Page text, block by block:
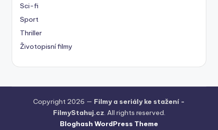
Sci-fi
Sport
Thriller
Životopisní filmy
Copyright 2026 — Filmy a seriály ke stažení -
FilmyStahuj.cz. All rights reserved.
Bloghash WordPress Theme